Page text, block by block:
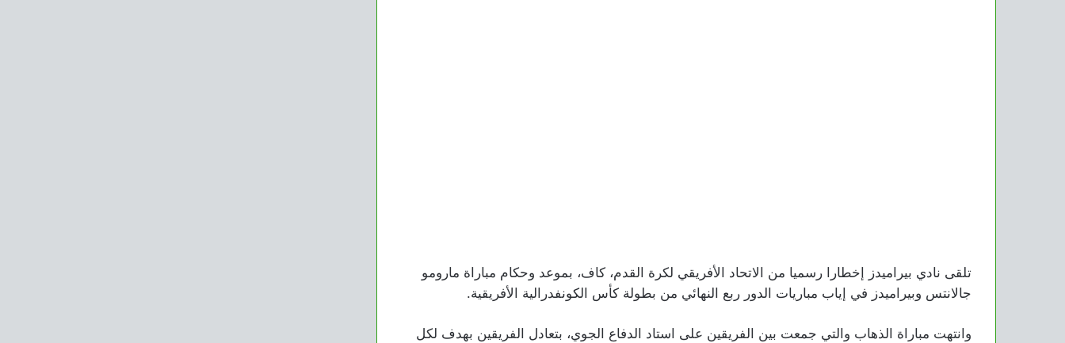
تلقى نادي بيراميدز إخطارا رسميا من الاتحاد الأفريقي لكرة القدم، كاف، بموعد وحكام مباراة مارومو
جالانتس وبيراميدز في إياب مباريات الدور ربع النهائي من بطولة كأس الكونفدرالية الأفريقية.
وانتهت مباراة الذهاب والتي جمعت بين الفريقين على استاد الدفاع الجوي، بتعادل الفريقين بهدف لكل